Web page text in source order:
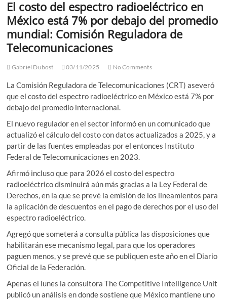
El costo del espectro radioeléctrico en
México está 7% por debajo del promedio
mundial: Comisión Reguladora de
Telecomunicaciones
Gabriel Dubost 03/11/2025 No Comments
La Comisión Reguladora de Telecomunicaciones (CRT) aseveró
que el costo del espectro radioeléctrico en México está 7% por
debajo del promedio internacional.
El nuevo regulador en el sector informó en un comunicado que
actualizó el cálculo del costo con datos actualizados a 2025, y a
partir de las fuentes empleadas por el entonces Instituto
Federal de Telecomunicaciones en 2023.
Afirmó incluso que para 2026 el costo del espectro
radioeléctrico disminuirá aún más gracias a la Ley Federal de
Derechos, en la que se prevé la emisión de los lineamientos para
la aplicación de descuentos en el pago de derechos por el uso del
espectro radioeléctrico.
Agregó que someterá a consulta pública las disposiciones que
habilitarán ese mecanismo legal, para que los operadores
paguen menos, y se prevé que se publiquen este año en el Diario
Oficial de la Federación.
Apenas el lunes la consultora The Competitive Intelligence Unit
publicó un análisis en donde sostiene que México mantiene uno